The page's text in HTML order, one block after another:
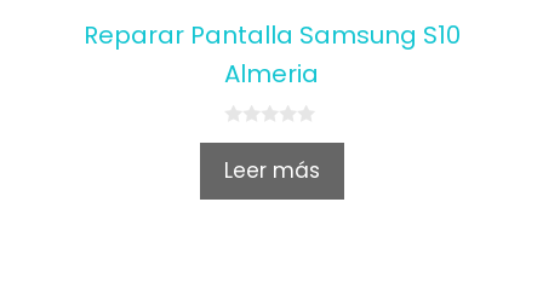
Reparar Pantalla Samsung S10
Almeria
0
u
Leer más